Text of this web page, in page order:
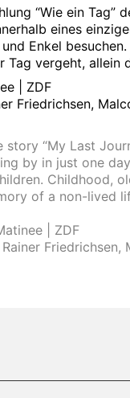
“Wie ein
eines
Enkel
Tag vergeht,
| ZDF
Friedrichsen,
story “My Last
by in just one
Childhood,
of a non-lived
| ZDF